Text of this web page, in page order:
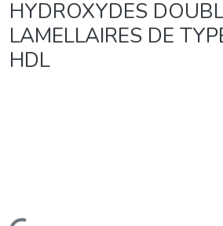
HYDROXYDES
LAMELLAIRES DE
HDL